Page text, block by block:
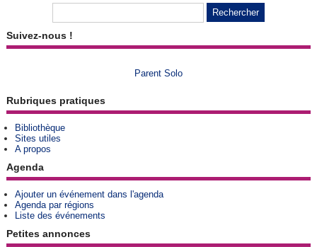
Suivez-nous !
Parent Solo
Rubriques pratiques
Bibliothèque
Sites utiles
A propos
Agenda
Ajouter un événement dans l'agenda
Agenda par régions
Liste des événements
Petites annonces